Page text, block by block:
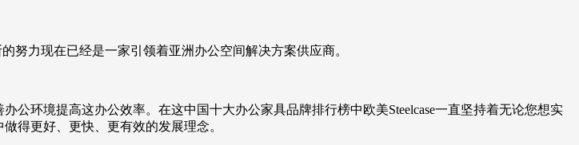
努力现在已经是一家引领着亚洲办公空间解决方案供应商。
公环境提高这办公效率。在这中国十大办公家具品牌排行榜中欧美Steelcase一直坚持着无论您想实
得更好、更快、更有效的发展理念。